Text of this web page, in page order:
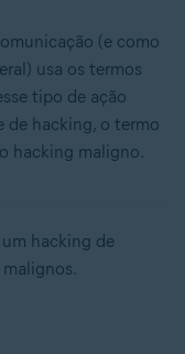
(e como
usa os termos
tipo de ação
de hacking, o termo
hacking maligno.
hacking de